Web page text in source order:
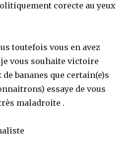
corecte au yeux
toutefois vous en avez
vous souhaite victoire
bananes que certain(e)s
essaye de vous
maladroite .